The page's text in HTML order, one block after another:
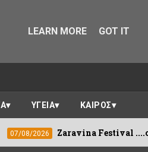
ΥΓΕΙΑ ΚΑΙΡΟΣ
Festival ....στους ρυθμούς
LEARN MORE GOT IT